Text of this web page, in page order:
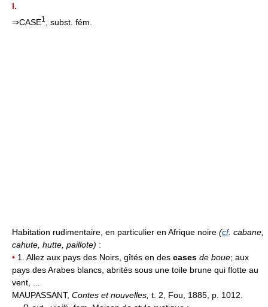
I.
⇒CASE1 , subst. fém.
Habitation rudimentaire, en particulier en Afrique noire (cf. cabane,
cahute, hutte, paillote) :
• 1. Allez aux pays des Noirs, gîtés en des cases de boue; aux
pays des Arabes blancs, abrités sous une toile brune qui flotte au
vent, ...
MAUPASSANT, Contes et nouvelles, t. 2, Fou, 1885, p. 1012.